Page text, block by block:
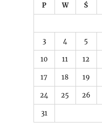
P W Ś
3 4 5
10 11 12
17 18 19
24 25 26
31